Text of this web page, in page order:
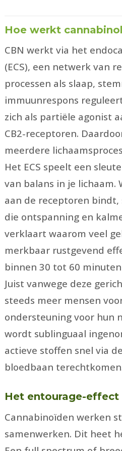
Hoe werkt
CBN werkt via het
(ECS), een netwerk van
processen als slaap,
immuunrespons
zich als partiële agonist
CB2-receptoren.
meerdere
Het ECS speelt een
van balans in je lichaam.
aan de receptoren
die ontspanning en
verklaart waarom veel
merkbaar rustgevend
binnen 30 tot 60
Juist vanwege deze
steeds meer mensen
ondersteuning voor hun
wordt sublinguaal
actieve stoffen snel via
bloedbaan
Het entourage-
Cannabinoïden werken
samenwerken. Dit heet